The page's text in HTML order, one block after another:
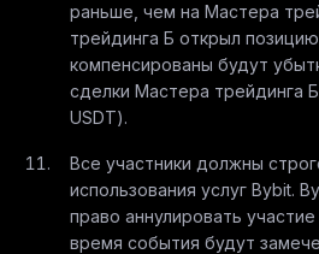
раньше, чем на Мастера
трейдинга Б открыл
компенсированы будут
сделки Мастера трейдинга
USDT).
Все участники должны
использования услуг Bybit.
право аннулировать
время события будут